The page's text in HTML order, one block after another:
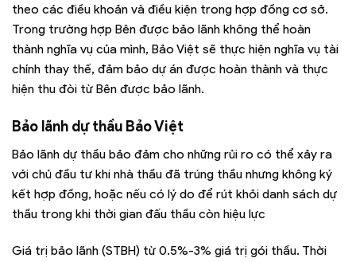
theo các điều khoản và điều kiện trong hợp đồng cơ sở.
Trong trường hợp Bên được bảo lãnh không thể hoàn
thành nghĩa vụ của mình, Bảo Việt sẽ thực hiện nghĩa vụ tài
chính thay thế, đảm bảo dự án được hoàn thành và thực
hiện thu đòi từ Bên được bảo lãnh.
Bảo lãnh dự thầu Bảo Việt
Bảo lãnh dự thầu bảo đảm cho những rủi ro có thể xảy ra
với chủ đầu tư khi nhà thầu đã trúng thầu nhưng không ký
kết hợp đồng, hoặc nếu có lý do để rút khỏi danh sách dự
thầu trong khi thời gian đấu thầu còn hiệu lực
Giá trị bảo lãnh (STBH) từ 0.5%-3% giá trị gói thầu. Thời